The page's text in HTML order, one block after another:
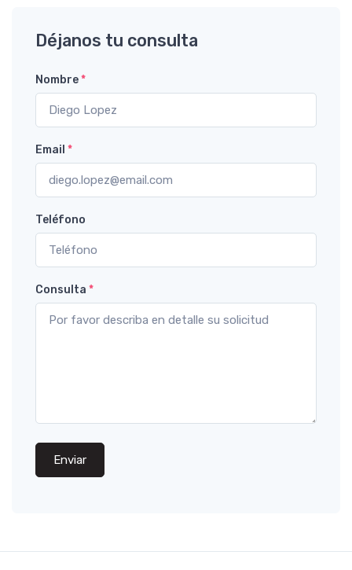
Déjanos tu consulta
Nombre*
Email *
Teléfono
Consulta *
Enviar